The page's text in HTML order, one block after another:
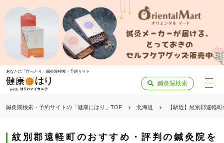
あなたに「ぴったり」鍼灸院検索・予約サイト
鍼灸院検索
鍼灸院検索・予約サイトの「健康にはり」TOP 北海道 【駅近】紋別郡遠軽
紋別郡遠軽町のおすすめ・評判の鍼灸院を